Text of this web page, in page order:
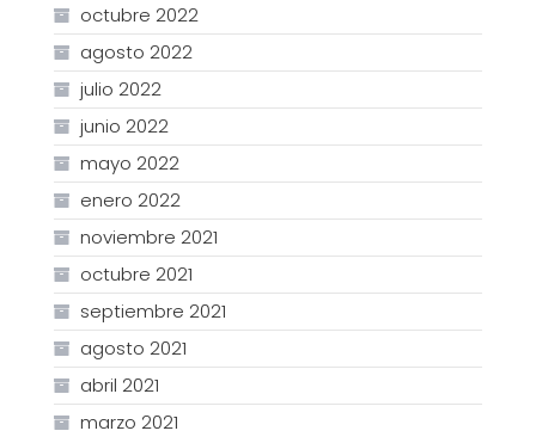
octubre 2022
agosto 2022
julio 2022
junio 2022
mayo 2022
enero 2022
noviembre 2021
octubre 2021
septiembre 2021
agosto 2021
abril 2021
marzo 2021